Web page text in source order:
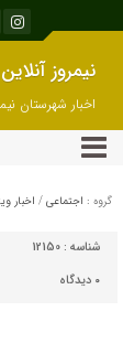
نیمروز آنلاین
اخبار شهرستان
بلوچستان
گروه : اجتماعی / اخبار
شناسه : 12150
۰ دیدگاه